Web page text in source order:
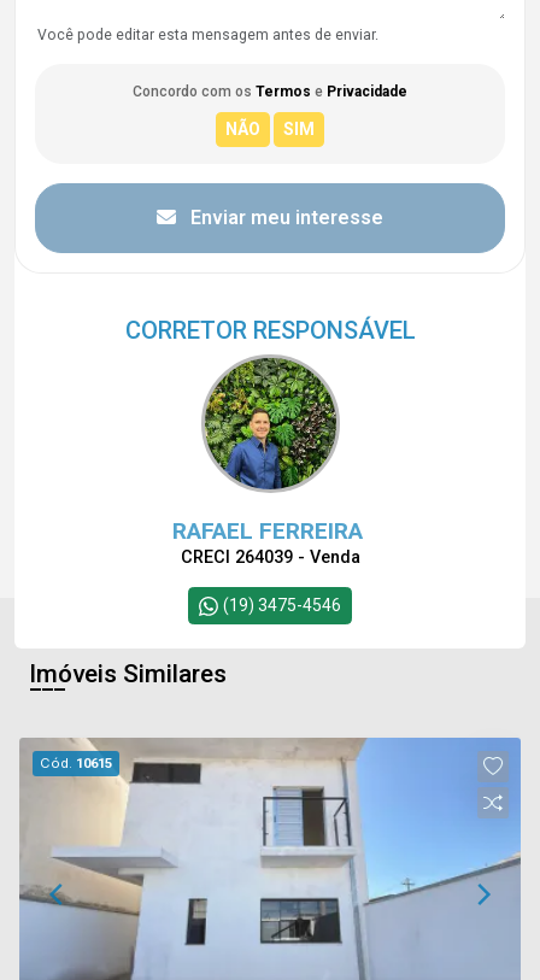
Você pode editar esta mensagem antes de enviar.
Concordo com os Termos e Privacidade
Enviar meu interesse
CORRETOR RESPONSÁVEL
RAFAEL FERREIRA
CRECI 264039 - Venda
(19) 3475-4546
Imóveis Similares
Cód. 10615